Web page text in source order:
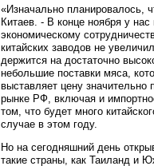
«Изначально планировалось,
Китаев. - В конце ноября у
экономическому
китайских заводов не
держится на достаточно
небольшие поставки мяса,
выставляет цену
рынке РФ, включая и
том, что будет много
случае в этом году.
Но на сегодняшний день
такие страны, как Таиланд и